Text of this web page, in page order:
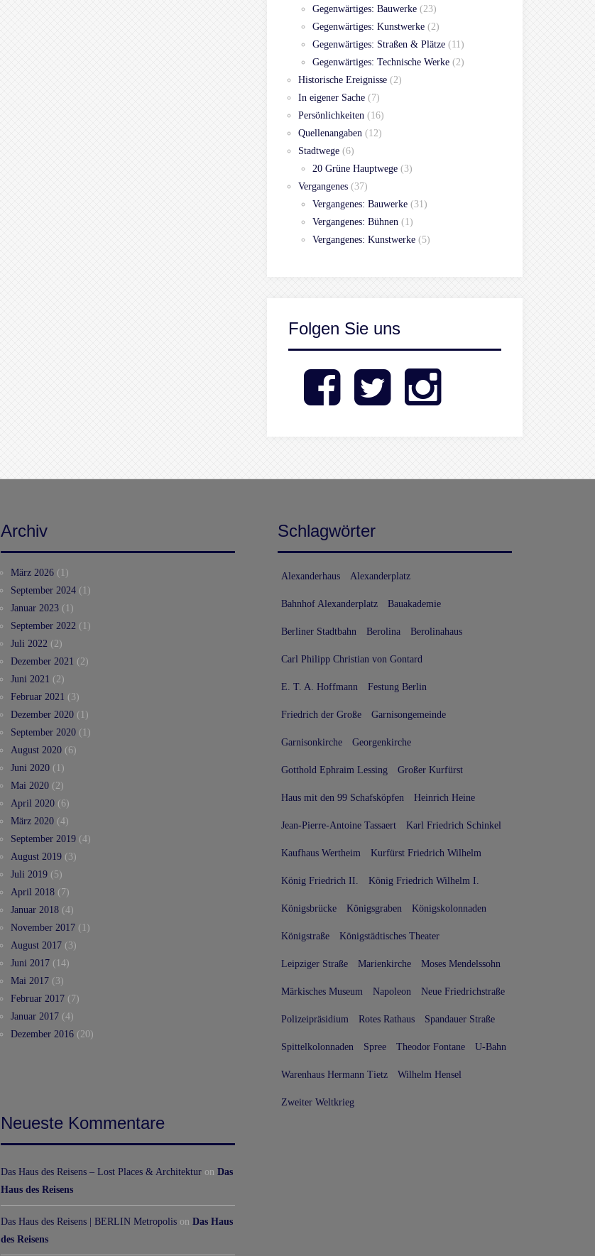
Gegenwärtiges: Bauwerke (23)
Gegenwärtiges: Kunstwerke (2)
Gegenwärtiges: Straßen & Plätze (11)
Gegenwärtiges: Technische Werke (2)
Historische Ereignisse (2)
In eigener Sache (7)
Persönlichkeiten (16)
Quellenangaben (12)
Stadtwege (6)
20 Grüne Hauptwege (3)
Vergangenes (37)
Vergangenes: Bauwerke (31)
Vergangenes: Bühnen (1)
Vergangenes: Kunstwerke (5)
Folgen Sie uns
Facebook Twitter Instagram
Archiv
März 2026 (1)
September 2024 (1)
Januar 2023 (1)
September 2022 (1)
Juli 2022 (2)
Dezember 2021 (2)
Juni 2021 (2)
Februar 2021 (3)
Dezember 2020 (1)
September 2020 (1)
August 2020 (6)
Juni 2020 (1)
Mai 2020 (2)
April 2020 (6)
März 2020 (4)
September 2019 (4)
August 2019 (3)
Juli 2019 (5)
April 2018 (7)
Januar 2018 (4)
November 2017 (1)
August 2017 (3)
Juni 2017 (14)
Mai 2017 (3)
Februar 2017 (7)
Januar 2017 (4)
Dezember 2016 (20)
Neueste Kommentare
Das Haus des Reisens – Lost Places & Architektur on Das
Haus des Reisens
Das Haus des Reisens | BERLIN Metropolis on Das Haus
des Reisens
Schlagwörter
Alexanderhaus Alexanderplatz
Bahnhof Alexanderplatz Bauakademie
Berliner Stadtbahn Berolina Berolinahaus
Carl Philipp Christian von Gontard
E. T. A. Hoffmann Festung Berlin
Friedrich der Große Garnisongemeinde
Garnisonkirche Georgenkirche
Gotthold Ephraim Lessing Großer Kurfürst
Haus mit den 99 Schafsköpfen Heinrich Heine
Jean-Pierre-Antoine Tassaert Karl Friedrich Schinkel
Kaufhaus Wertheim Kurfürst Friedrich Wilhelm
König Friedrich II. König Friedrich Wilhelm I.
Königsbrücke Königsgraben Königskolonnaden
Königstraße Königstädtisches Theater
Leipziger Straße Marienkirche Moses Mendelssohn
Märkisches Museum Napoleon Neue Friedrichstraße
Polizeipräsidium Rotes Rathaus Spandauer Straße
Spittelkolonnaden Spree Theodor Fontane U-Bahn
Warenhaus Hermann Tietz Wilhelm Hensel
Zweiter Weltkrieg